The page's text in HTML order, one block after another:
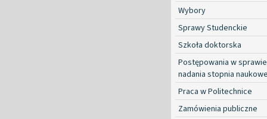
Wybory
Sprawy Studenckie
Szkoła doktorska
Postępowania w sprawie
nadania stopnia
Praca w Politechnice
Zamówienia publiczne